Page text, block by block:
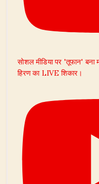
सोशल मीडिया पर 'तूफान' बना
हिरण का LIVE शिकार।